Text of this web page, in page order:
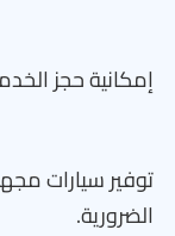
إمكانية حجز
توفير سيارات
الضرورية.